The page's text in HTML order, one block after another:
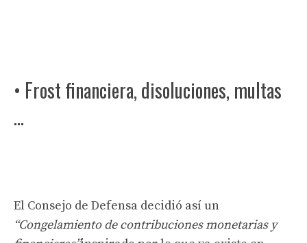
• Frost financiera, disoluciones, multas
…
El Consejo de Defensa decidió así un
“Congelamiento de contribuciones monetarias y